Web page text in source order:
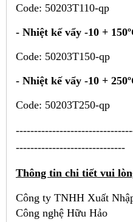
Code: 50203T110-qp
- Nhiệt kế vẩy -10 +
Code: 50203T150-qp
- Nhiệt kế vẩy -10 +
Code: 50203T250-qp
------------------------------
Thông tin chi tiết vui
Công ty TNHH Xuất
Công nghệ Hữu Hảo